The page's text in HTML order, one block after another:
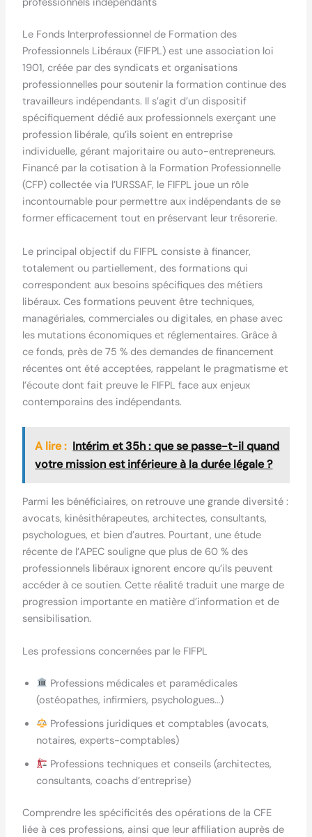
professionnels indépendants
Le Fonds Interprofessionnel de Formation des
Professionnels Libéraux (FIFPL) est une association loi
1901, créée par des syndicats et organisations
professionnelles pour soutenir la formation continue des
travailleurs indépendants. Il s’agit d’un dispositif
spécifiquement dédié aux professionnels exerçant une
profession libérale, qu’ils soient en entreprise
individuelle, gérant majoritaire ou auto-entrepreneurs.
Financé par la cotisation à la Formation Professionnelle
(CFP) collectée via l’URSSAF, le FIFPL joue un rôle
incontournable pour permettre aux indépendants de se
former efficacement tout en préservant leur trésorerie.
Le principal objectif du FIFPL consiste à financer,
totalement ou partiellement, des formations qui
correspondent aux besoins spécifiques des métiers
libéraux. Ces formations peuvent être techniques,
managériales, commerciales ou digitales, en phase avec
les mutations économiques et réglementaires. Grâce à
ce fonds, près de 75 % des demandes de financement
récentes ont été acceptées, rappelant le pragmatisme et
l’écoute dont fait preuve le FIFPL face aux enjeux
contemporains des indépendants.
A lire : Intérim et 35h : que se passe-t-il quand
votre mission est inférieure à la durée légale ?
Parmi les bénéficiaires, on retrouve une grande diversité :
avocats, kinésithérapeutes, architectes, consultants,
psychologues, et bien d’autres. Pourtant, une étude
récente de l’APEC souligne que plus de 60 % des
professionnels libéraux ignorent encore qu’ils peuvent
accéder à ce soutien. Cette réalité traduit une marge de
progression importante en matière d’information et de
sensibilisation.
Les professions concernées par le FIFPL
Professions médicales et paramédicales
(ostéopathes, infirmiers, psychologues…)
Professions juridiques et comptables (avocats,
notaires, experts-comptables)
Professions techniques et conseils (architectes,
consultants, coachs d’entreprise)
Comprendre les spécificités des opérations de la CFE
liée à ces professions, ainsi que leur affiliation auprès de